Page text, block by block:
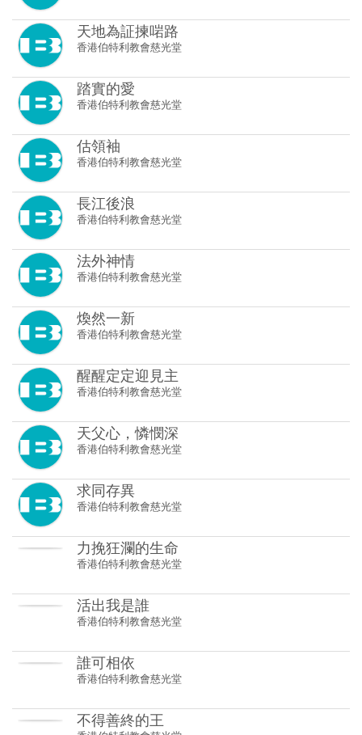
踏實的愛
香港伯特利教會慈光堂
估領袖
香港伯特利教會慈光堂
長江後浪
香港伯特利教會慈光堂
法外神情
香港伯特利教會慈光堂
煥然一新
香港伯特利教會慈光堂
醒醒定定迎見主
香港伯特利教會慈光堂
天父心，憐憫深
香港伯特利教會慈光堂
求同存異
香港伯特利教會慈光堂
力挽狂瀾的生命
香港伯特利教會慈光堂
活出我是誰
香港伯特利教會慈光堂
誰可相依
香港伯特利教會慈光堂
不得善終的王
香港伯特利教會慈光堂
謙卑束腰